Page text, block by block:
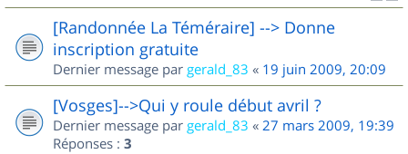
[Randonnée La Téméraire] --> Donne
inscription gratuite
Dernier message par gerald_83 « 19 juin 2009, 20:09
[Vosges]-->Qui y roule début avril ?
Dernier message par gerald_83 « 27 mars 2009, 19:39
Réponses : 3